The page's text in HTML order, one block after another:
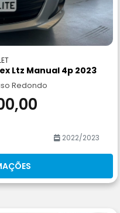
Ltz Manual 4p 2023
Redondo
2022/2023